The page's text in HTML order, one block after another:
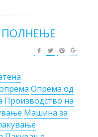
Опрема од
Производство на
Машина за